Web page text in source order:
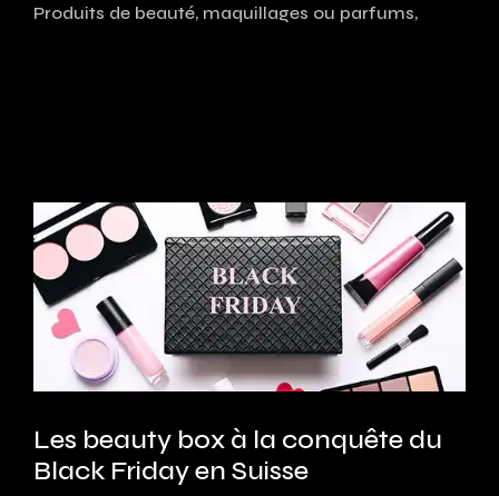
Produits de beauté, maquillages ou parfums,
Les beauty box à la conquête du
Black Friday en Suisse